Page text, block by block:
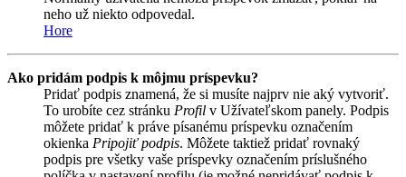
neho už niekto odpovedal.
Hore
Ako pridám podpis k môjmu príspevku?
Pridať podpis znamená, že si musíte najprv nie aký vytvoriť.
To urobíte cez stránku Profil v Užívateľskom panely. Podpis
môžete pridať k práve písanému príspevku označením
okienka Pripojiť podpis. Môžete taktiež pridať rovnaký
podpis pre všetky vaše príspevky označením príslušného